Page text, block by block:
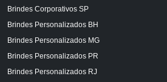
Brindes Corporativos SP
Brindes Personalizados BH
Brindes Personalizados MG
Brindes Personalizados PR
Brindes Personalizados RJ